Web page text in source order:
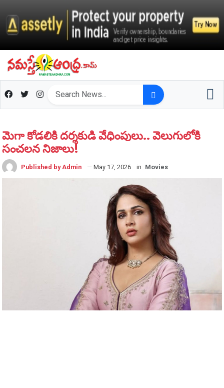
మెగా కోడ‌లికి ద‌ర్శ‌కుడి వేధింపులు.. వెలుగులోకి
సంచ‌ల‌న నిజాలు!
Published by Admin — May 17, 2026 in Movies